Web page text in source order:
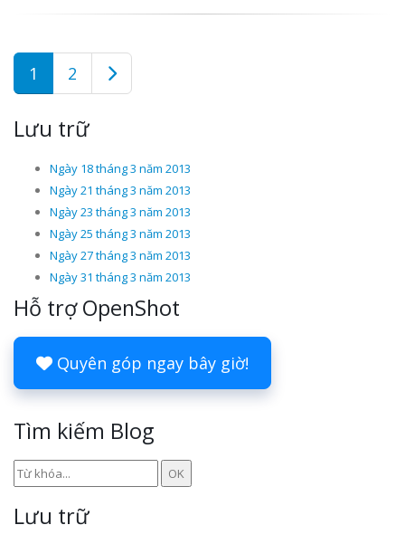
1 2
Lưu trữ
Ngày 18 tháng 3 năm 2013
Ngày 21 tháng 3 năm 2013
Ngày 23 tháng 3 năm 2013
Ngày 25 tháng 3 năm 2013
Ngày 27 tháng 3 năm 2013
Ngày 31 tháng 3 năm 2013
Hỗ trợ OpenShot
Quyên góp ngay bây giờ!
Tìm kiếm Blog
Lưu trữ